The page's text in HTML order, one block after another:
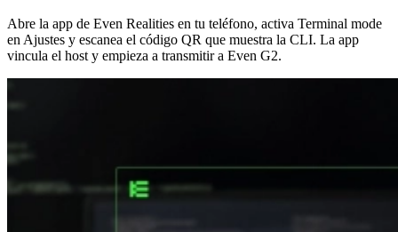
Abre la app de Even Realities en tu teléfono, activa Terminal mode
en Ajustes y escanea el código QR que muestra la CLI. La app
vincula el host y empieza a transmitir a Even G2.